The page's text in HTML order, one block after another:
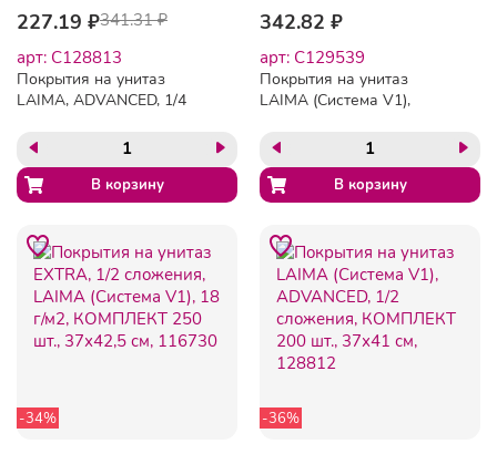
227.19 ₽341.31 ₽
арт: C128813
Покрытия на унитаз
LAIMA, ADVANCED, 1/4
шт., 37х41 см, 128813
342.82 ₽
арт: C129539
Покрытия на унитаз
LAIMA (Система V1),
КОМПЛЕКТ 250 шт., 37х42
см, 129539
-34% -36%